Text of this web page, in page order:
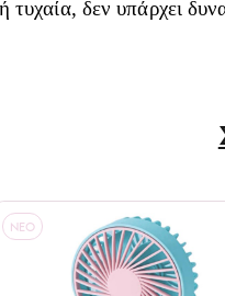
δεν υπάρχει
NEO